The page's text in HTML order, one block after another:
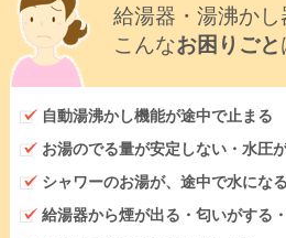
給湯器・湯沸かし
こんなお困りごと
自動湯沸かし機能が途中で止まる
お湯のでる量が安定しない・水圧
シャワーのお湯が、途中で水になる
給湯器から煙が出る・匂いがする